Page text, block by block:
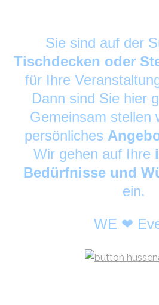
Sie sind auf der
Tischdecken oder
für Ihre
Dann sind Sie hier
Gemeinsam stellen
persönliches
Wir gehen auf Ihre
Bedürfnisse und
ein.
WE ❤